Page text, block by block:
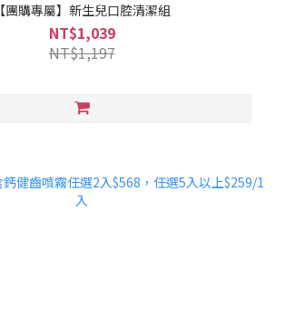
【團購專屬】新生兒口腔清潔組
NT$1,039
NT$1,197